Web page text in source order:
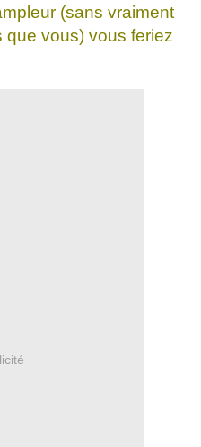
(sans vraiment
que vous) vous feriez